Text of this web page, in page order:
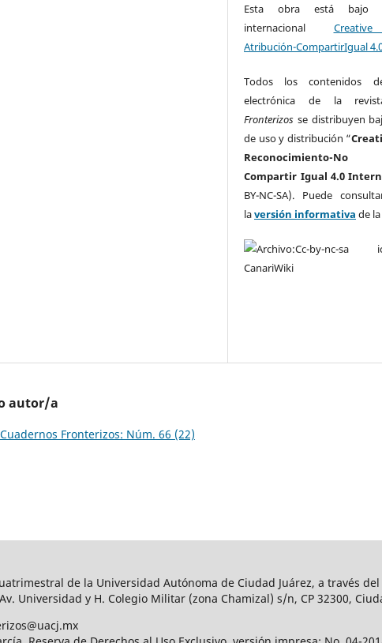
Esta obra está bajo
internacional
Atribución-CompartirIgual
Todos los contenidos
electrónica de la
Fronterizos se distribuyen
de uso y distribución “
Reconocimiento-No
Compartir Igual 4.0
BY-NC-SA). Puede
laversión informativa de
autor/a
Cuadernos Fronterizos: Núm. 66 (22)
de la Universidad Autónoma de Ciudad Juárez, a través
Universidad y H. Colegio Militar (zona Chamizal) s/n, CP 32300,